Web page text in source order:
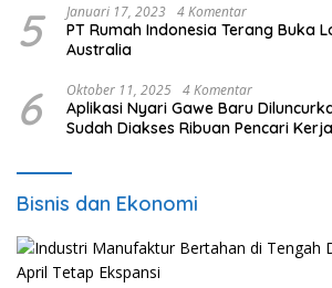
5 Januari 17, 2023 4 Komentar
PT Rumah Indonesia Terang Buka
Australia
6 Oktober 11, 2025 4 Komentar
Aplikasi Nyari Gawe Baru
Sudah Diakses Ribuan Pencari Kerja
Bisnis dan Ekonomi